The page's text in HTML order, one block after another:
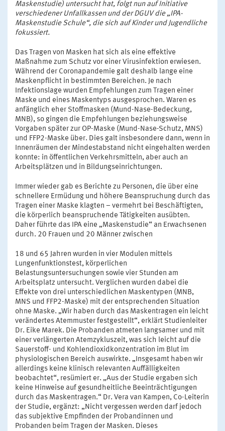
Maskenstudie) untersucht hat, folgt nun auf Initiative
verschiedener Unfallkassen und der DGUV die „IPA-
Maskenstudie Schule“, die sich auf Kinder und Jugendliche
fokussiert.
Das Tragen von Masken hat sich als eine effektive
Maßnahme zum Schutz vor einer Virusinfektion erwiesen.
Während der Coronapandemie galt deshalb lange eine
Maskenpflicht in bestimmten Bereichen. Je nach
Infektionslage wurden Empfehlungen zum Tragen einer
Maske und eines Maskentyps ausgesprochen. Waren es
anfänglich eher Stoffmasken (Mund-Nase-Bedeckung,
MNB), so gingen die Empfehlungen beziehungsweise
Vorgaben später zur OP-Maske (Mund-Nase-Schutz, MNS)
und FFP2-Maske über. Dies galt insbesondere dann, wenn in
Innenräumen der Mindestabstand nicht eingehalten werden
konnte: in öffentlichen Verkehrsmitteln, aber auch an
Arbeitsplätzen und in Bildungseinrichtungen.
Immer wieder gab es Berichte zu Personen, die über eine
schnellere Ermüdung und höhere Beanspruchung durch das
Tragen einer Maske klagten – vermehrt bei Beschäftigten,
die körperlich beanspruchende Tätigkeiten ausübten.
Daher führte das IPA eine „Maskenstudie“ an Erwachsenen
durch. 20 Frauen und 20 Männer zwischen
18 und 65 Jahren wurden in vier Modulen mittels
Lungenfunktionstest, körperlichen
Belastungsuntersuchungen sowie vier Stunden am
Arbeitsplatz untersucht. Verglichen wurden dabei die
Effekte von drei unterschiedlichen Maskentypen (MNB,
MNS und FFP2-Maske) mit der entsprechenden Situation
ohne Maske. „Wir haben durch das Maskentragen ein leicht
verändertes Atemmuster festgestellt“, erklärt Studienleiter
Dr. Eike Marek. Die Probanden atmeten langsamer und mit
einer verlängerten Atemzykluszeit, was sich leicht auf die
Sauerstoff- und Kohlendioxidkonzentration im Blut im
physiologischen Bereich auswirkte. „Insgesamt haben wir
allerdings keine klinisch relevanten Auffälligkeiten
beobachtet“, resümiert er. „Aus der Studie ergaben sich
keine Hinweise auf gesundheitliche Beeinträchtigungen
durch das Maskentragen.“ Dr. Vera van Kampen, Co-Leiterin
der Studie, ergänzt: „Nicht vergessen werden darf jedoch
das subjektive Empfinden der Probandinnen und
Probanden beim Tragen der Masken. Dieses